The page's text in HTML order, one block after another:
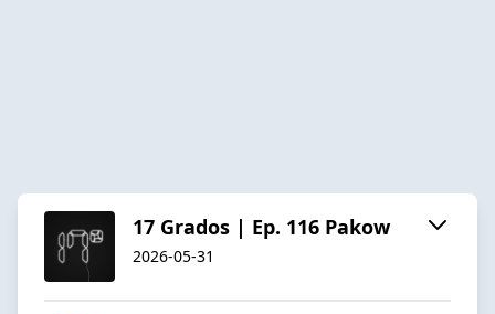
17 Grados | Ep. 116 Pakow
2026-05-31